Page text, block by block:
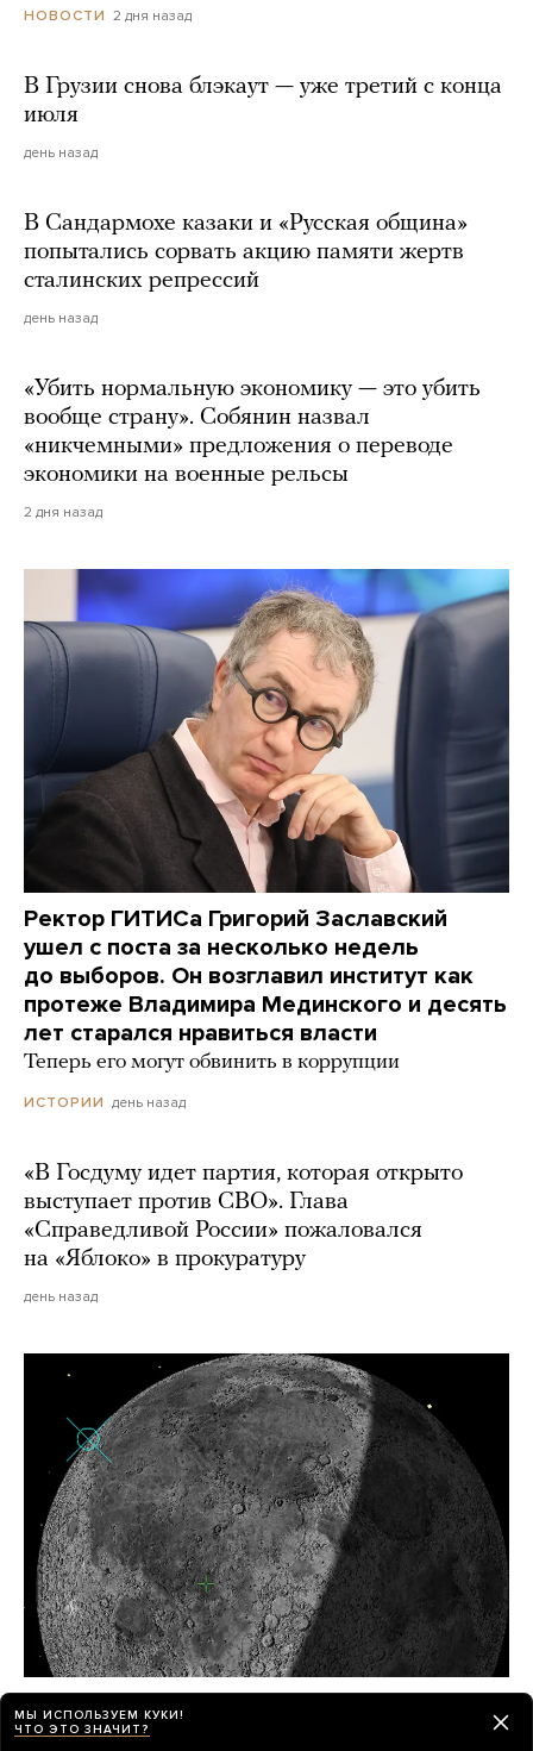
НОВОСТИ 2 дня назад
В Грузии снова блэкаут — уже третий с конца
июля
день назад
В Сандармохе казаки и «Русская община»
попытались сорвать акцию памяти жертв
сталинских репрессий
день назад
«Убить нормальную экономику — это убить
вообще страну». Собянин назвал
«никчемными» предложения о переводе
экономики на военные рельсы
2 дня назад
Ректор ГИТИСа Григорий Заславский
ушел с поста за несколько недель
до выборов. Он возглавил институт как
протеже Владимира Мединского и десять
лет старался нравиться власти
Теперь его могут обвинить в коррупции
ИСТОРИИ день назад
«В Госдуму идет партия, которая открыто
выступает против СВО». Глава
«Справедливой России» пожаловался
на «Яблоко» в прокуратуру
день назад
Часть ракеты SpaceX (размером
с автобус!) целый год дрейфовала
МЫ ИСПОЛЬЗУЕМ КУКИ!
ЧТО ЭТО ЗНАЧИТ?